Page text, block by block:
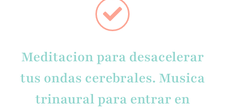
Meditacion para desacelerar
tus ondas cerebrales. Musica
trinaural para entrar en